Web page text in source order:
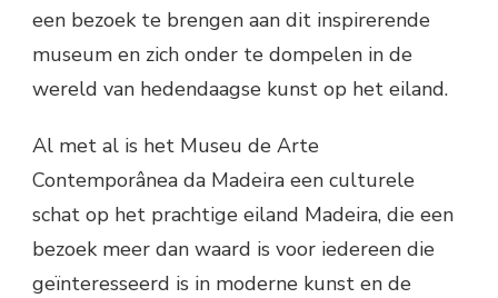
een bezoek te brengen aan dit inspirerende
museum en zich onder te dompelen in de
wereld van hedendaagse kunst op het eiland.
Al met al is het Museu de Arte
Contemporânea da Madeira een culturele
schat op het prachtige eiland Madeira, die een
bezoek meer dan waard is voor iedereen die
geïnteresseerd is in moderne kunst en de